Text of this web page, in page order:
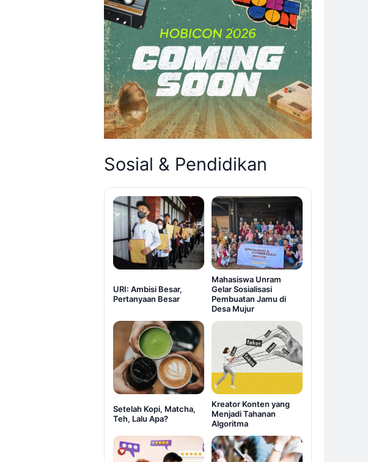
Sosial & Pendidikan
URI: Ambisi Besar,
Pertanyaan Besar
Mahasiswa Unram
Gelar Sosialisasi
Pembuatan Jamu di
Desa Mujur
Setelah Kopi, Matcha,
Teh, Lalu Apa?
Kreator Konten yang
Menjadi Tahanan
Algoritma